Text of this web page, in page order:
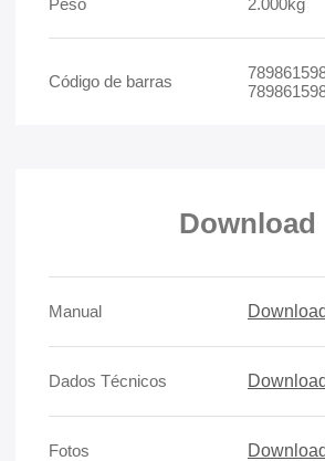
Peso 2.000kg
Código de barras
Download
Manual Download
Dados Técnicos Download
Fotos Download